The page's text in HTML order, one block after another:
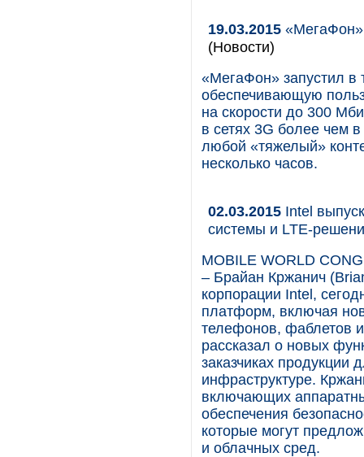
19.03.2015 «МегаФон»
(Новости)
«МегаФон» запустил в
обеспечивающую
на скорости до 300
в сетях 3G более чем
любой «тяжелый»
несколько часов.
02.03.2015 Intel
системы и LTE-
MOBILE WORLD
– Брайан Кржанич
корпорации Intel,
платформ, включая
телефонов, фаблетов
рассказал о новых
заказчиках продукции
инфраструктуре.
включающих
обеспечения
которые могут
и облачных сред.